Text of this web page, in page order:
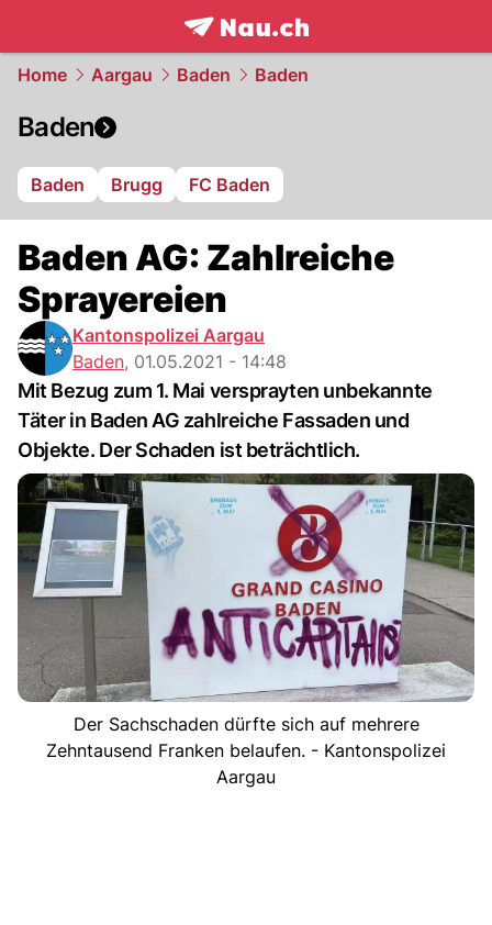
frontpage.NAU.ch
Home Aargau Baden Baden
Baden
Baden Brugg FC Baden
Baden AG: Zahlreiche
Sprayereien
Kantonspolizei Aargau
Baden, 01.05.2021 - 14:48
Mit Bezug zum 1. Mai versprayten unbekannte
Täter in Baden AG zahlreiche Fassaden und
Objekte. Der Schaden ist beträchtlich.
Der Sachschaden dürfte sich auf mehrere
Zehntausend Franken belaufen. - Kantonspolizei
Aargau